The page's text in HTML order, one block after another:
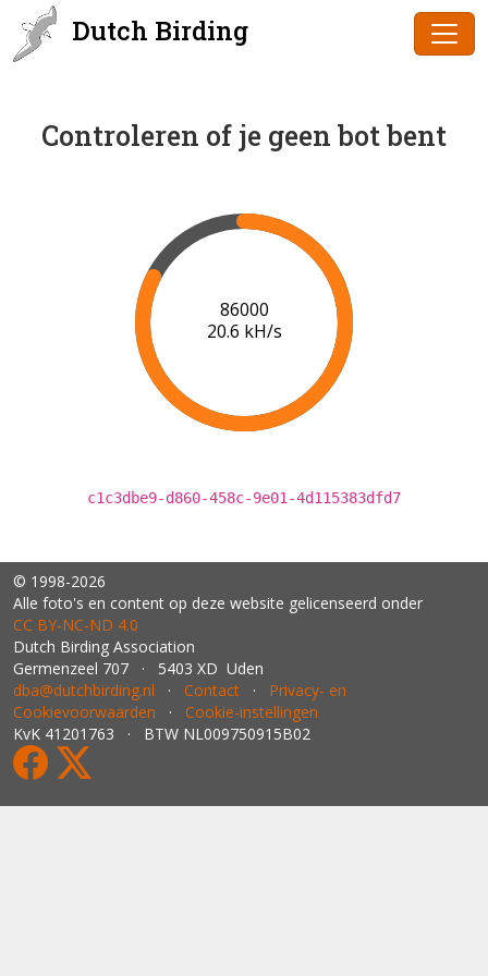
Dutch Birding
Controleren of je geen bot bent
86000
20.6 kH/s
c1c3dbe9-d860-458c-9e01-4d115383dfd7
© 1998-2026
Alle foto's en content op deze website gelicenseerd onder
CC BY‑NC‑ND 4.0
Dutch Birding Association
Germenzeel 707 · 5403 XD Uden
dba@dutchbirding.nl · Contact · Privacy- en
Cookievoorwaarden · Cookie-instellingen
KvK 41201763 · BTW NL009750915B02